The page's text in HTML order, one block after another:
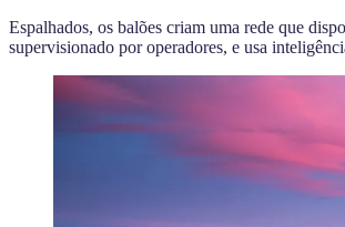
Espalhados, os balões criam uma rede que
supervisionado por operadores, e usa